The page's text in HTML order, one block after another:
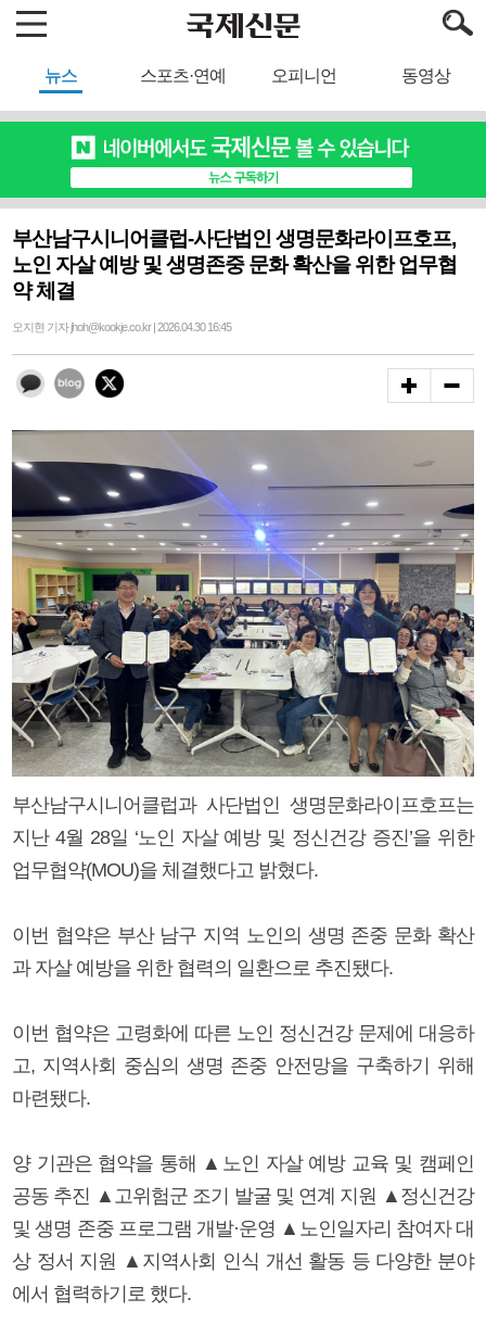
뉴스 스포츠·연예 오피니언 동영상
부산남구시니어클럽-사단법인 생명문화라이프호프,
노인 자살 예방 및 생명존중 문화 확산을 위한 업무협
약 체결
오지현 기자 jhoh@kookje.co.kr | 2026.04.30 16:45
부산남구시니어클럽과 사단법인 생명문화라이프호프는
지난 4월 28일 ‘노인 자살 예방 및 정신건강 증진’을 위한
업무협약(MOU)을 체결했다고 밝혔다.
이번 협약은 부산 남구 지역 노인의 생명 존중 문화 확산
과 자살 예방을 위한 협력의 일환으로 추진됐다.
이번 협약은 고령화에 따른 노인 정신건강 문제에 대응하
고, 지역사회 중심의 생명 존중 안전망을 구축하기 위해
마련됐다.
양 기관은 협약을 통해 ▲노인 자살 예방 교육 및 캠페인
공동 추진 ▲고위험군 조기 발굴 및 연계 지원 ▲정신건강
및 생명 존중 프로그램 개발·운영 ▲노인일자리 참여자 대
상 정서 지원 ▲지역사회 인식 개선 활동 등 다양한 분야
에서 협력하기로 했다.